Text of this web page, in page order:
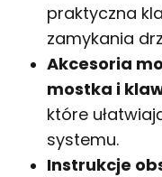
praktyczna
zamykania
Akcesoria
mostka i
które
systemu.
Instrukcje